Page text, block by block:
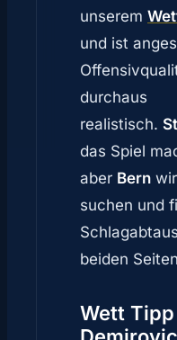
unserem
und ist
durchaus
realistisch.
das Spiel
aber Bern
suchen und
beiden
Wett